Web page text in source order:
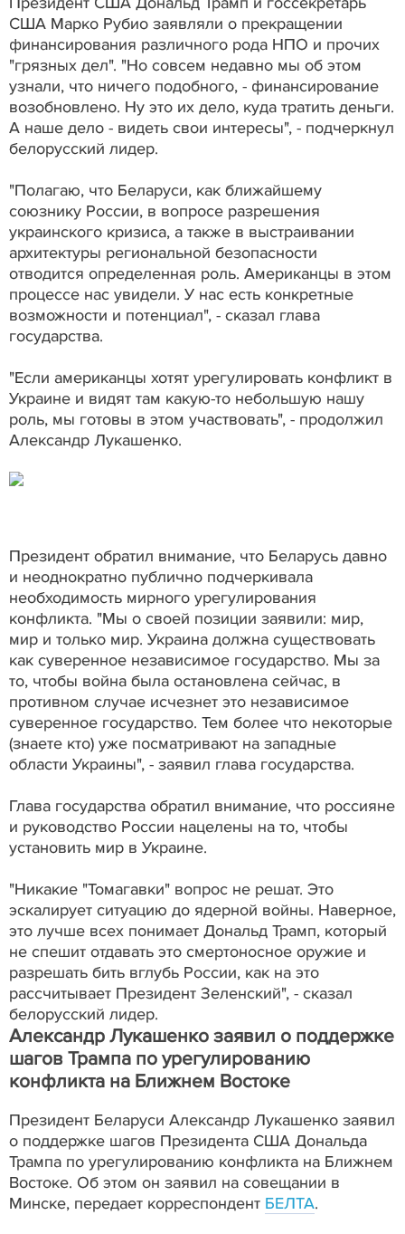
США Марко Рубио заявляли о прекращении
финансирования различного рода НПО и прочих
"грязных дел". "Но совсем недавно мы об этом
узнали, что ничего подобного, - финансирование
возобновлено. Ну это их дело, куда тратить деньги.
А наше дело - видеть свои интересы", - подчеркнул
белорусский лидер.
"Полагаю, что Беларуси, как ближайшему
союзнику России, в вопросе разрешения
украинского кризиса, а также в выстраивании
архитектуры региональной безопасности
отводится определенная роль. Американцы в этом
процессе нас увидели. У нас есть конкретные
возможности и потенциал", - сказал глава
государства.
"Если американцы хотят урегулировать конфликт в
Украине и видят там какую-то небольшую нашу
роль, мы готовы в этом участвовать", - продолжил
Александр Лукашенко.
Президент обратил внимание, что Беларусь давно
и неоднократно публично подчеркивала
необходимость мирного урегулирования
конфликта. "Мы о своей позиции заявили: мир,
мир и только мир. Украина должна существовать
как суверенное независимое государство. Мы за
то, чтобы война была остановлена сейчас, в
противном случае исчезнет это независимое
суверенное государство. Тем более что некоторые
(знаете кто) уже посматривают на западные
области Украины", - заявил глава государства.
Глава государства обратил внимание, что россияне
и руководство России нацелены на то, чтобы
установить мир в Украине.
"Никакие "Томагавки" вопрос не решат. Это
эскалирует ситуацию до ядерной войны. Наверное,
это лучше всех понимает Дональд Трамп, который
не спешит отдавать это смертоносное оружие и
разрешать бить вглубь России, как на это
рассчитывает Президент Зеленский", - сказал
белорусский лидер.
Александр Лукашенко заявил о поддержке
шагов Трампа по урегулированию
конфликта на Ближнем Востоке
Президент Беларуси Александр Лукашенко заявил
о поддержке шагов Президента США Дональда
Трампа по урегулированию конфликта на Ближнем
Востоке. Об этом он заявил на совещании в
Минске, передает корреспондент БЕЛТА.